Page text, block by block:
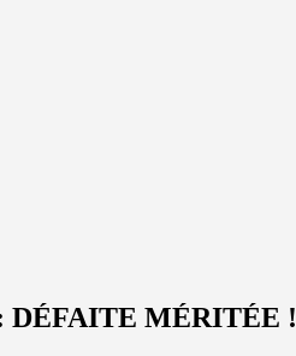
DÉFAITE MÉRITÉE !